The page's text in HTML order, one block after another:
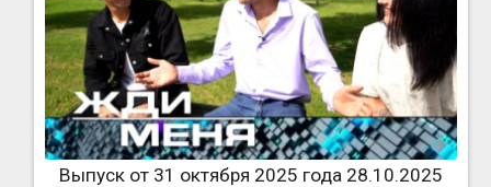
Выпуск от 31 октября 2025 года 28.10.2025